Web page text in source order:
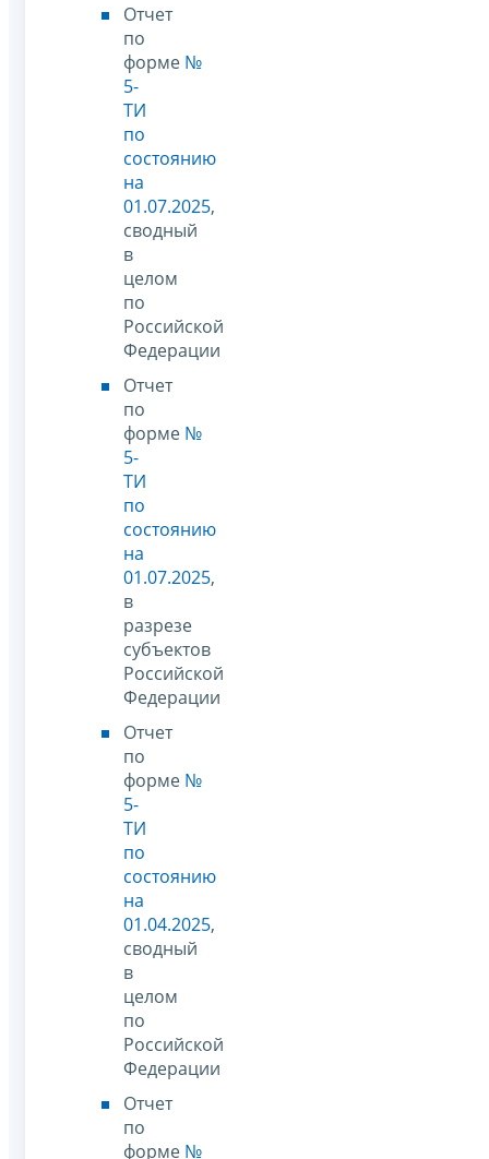
Отчет
по
форме №
5-
ТИ
по
состоянию
на
01.07.2025,
сводный
в
целом
по
Российской
Федерации
Отчет
по
форме №
5-
ТИ
по
состоянию
на
01.07.2025,
в
разрезе
субъектов
Российской
Федерации
Отчет
по
форме №
5-
ТИ
по
состоянию
на
01.04.2025,
сводный
в
целом
по
Российской
Федерации
Отчет
по
форме №